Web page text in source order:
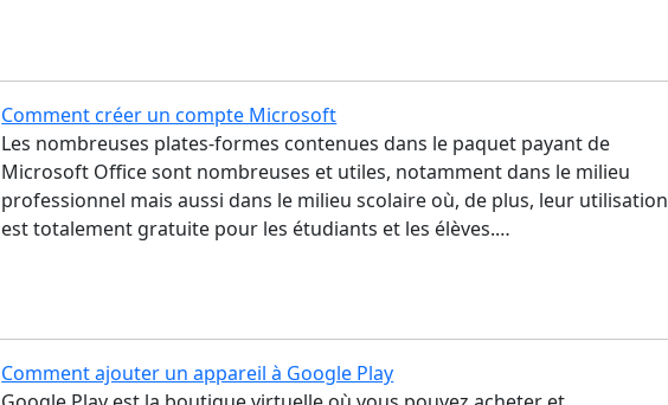
Comment créer un compte Microsoft
Les nombreuses plates-formes contenues dans le paquet payant de
Microsoft Office sont nombreuses et utiles, notamment dans le milieu
professionnel mais aussi dans le milieu scolaire où, de plus, leur utilisation
est totalement gratuite pour les étudiants et les élèves.…
Comment ajouter un appareil à Google Play